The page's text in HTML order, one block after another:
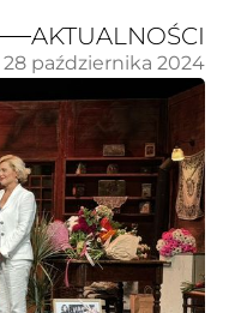
AKTUALNOŚCI
28 października 2024